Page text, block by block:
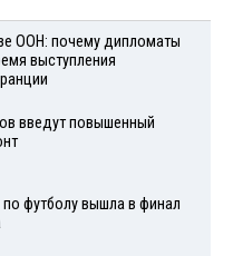
ООН: почему дипломаты
выступления
введут повышенный
футболу вышла в финал